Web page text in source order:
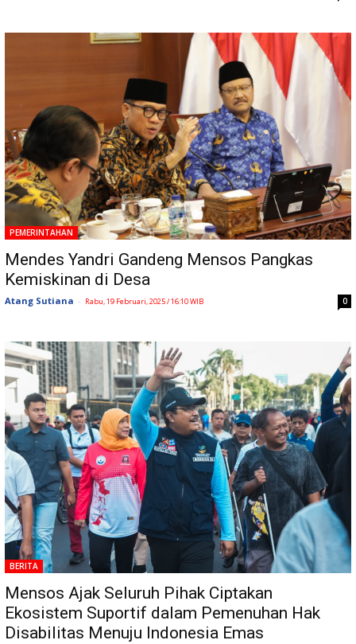
PEMERINTAHAN
Mendes Yandri Gandeng Mensos Pangkas
Kemiskinan di Desa
Atang Sutiana - Rabu, 19 Februari, 2025 / 16:10 WIB 0
BERITA
Mensos Ajak Seluruh Pihak Ciptakan
Ekosistem Suportif dalam Pemenuhan Hak
Disabilitas Menuju Indonesia Emas